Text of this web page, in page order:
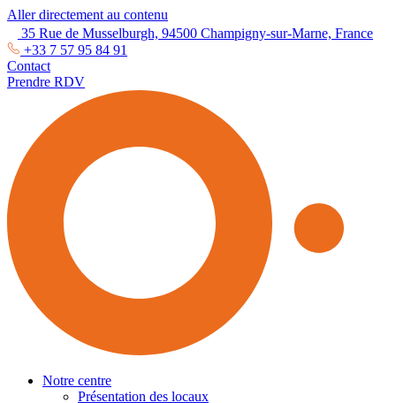
Aller directement au contenu
35 Rue de Musselburgh, 94500 Champigny-sur-Marne, France
+33 7 57 95 84 91
Contact
Prendre RDV
Notre centre
Présentation des locaux